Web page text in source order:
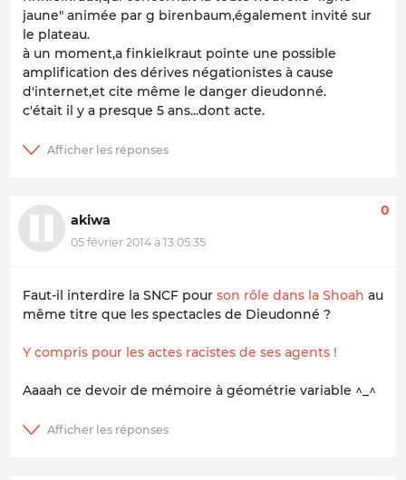
jaune" animée par g birenbaum,également invité sur
le plateau.
à un moment,a finkielkraut pointe une possible
amplification des dérives négationistes à cause
d'internet,et cite même le danger dieudonné.
c'était il y a presque 5 ans...dont acte.
akiwa
05 février 2014 à 13:05:35
0
Faut-il interdire la SNCF pour son rôle dans la Shoah au
même titre que les spectacles de Dieudonné ?
Y compris pour les actes racistes de ses agents !
Aaaah ce devoir de mémoire à géométrie variable ^_^